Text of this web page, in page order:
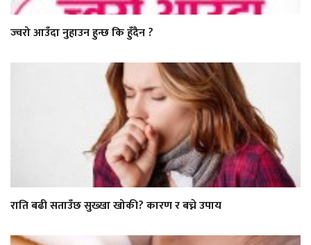
ज्वरो आउँदा नुहाउन हुन्छ कि हुँदैन ?
राति बढी सताउँछ सुख्खा खोकी? कारण र बच्ने उपाय